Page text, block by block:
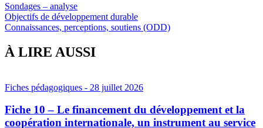
Sondages – analyse
Objectifs de développement durable
Connaissances, perceptions, soutiens (ODD)
À LIRE AUSSI
Fiches pédagogiques - 28 juillet 2026
Fiche 10 – Le financement du développement et la
coopération internationale, un instrument au service